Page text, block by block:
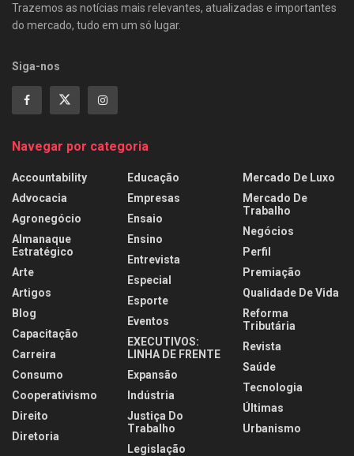
Trazemos as notícias mais relevantes, atualizadas e importantes
do mercado, tudo em um só lugar.
Siga-nos
Navegar por categoria
Accountability
Advocacia
Agronegócio
Almanaque
Estratégico
Arte
Artigos
Blog
Capacitação
Carreira
Consumo
Cooperativismo
Direito
Diretoria
Educação
Empresas
Ensaio
Ensino
Entrevista
Especial
Esporte
Eventos
EXECUTIVOS:
LINHA DE FRENTE
Expansão
Indústria
Justiça Do
Trabalho
Legislação
Mercado De Luxo
Mercado De
Trabalho
Negócios
Perfil
Premiação
Qualidade De Vida
Reforma
Tributária
Revista
Saúde
Tecnologia
Últimas
Urbanismo